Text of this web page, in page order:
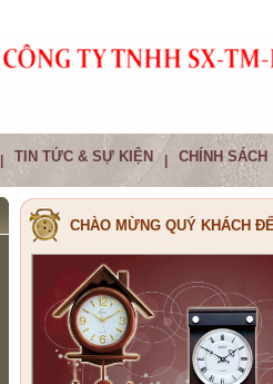
TIN TỨC & SỰ KIỆN CHÍNH SÁCH
CHÀO MỪNG QUÝ KHÁCH